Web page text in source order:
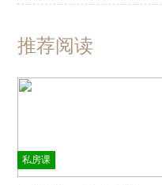
推荐阅读
私房课